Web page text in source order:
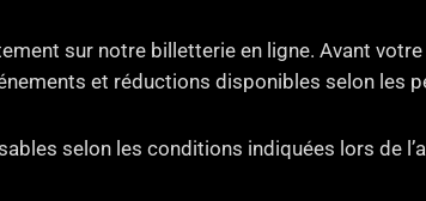
sur notre billetterie en ligne. Avant
et réductions disponibles selon les
selon les conditions indiquées lors de